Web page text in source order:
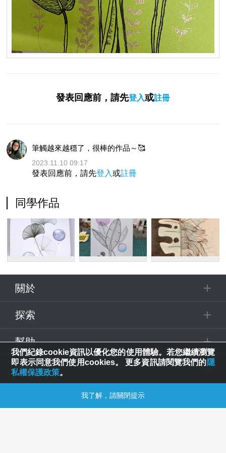
發表回應前，請先登入或註冊
筆觸越來越穩了，很棒的作品～🥰
2023.11.10 09:17
發表回應前，請先登入或註冊
同學作品
關於
探索
幫助
追蹤
© 2025 Spring House Entertainment Tech. Inc. All Rights Reserved.
我們紀錄cookie資訊以優化您的使用體驗。若您繼續瀏覽
即表示同意我們使用cookies。 更多資訊請閱覽我們的隱
私權保護政策。
我了解，請關閉提示